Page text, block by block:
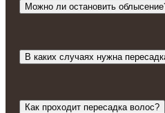
Можно ли остановить
В каких случаях нужна
Как проходит пересадка волос?